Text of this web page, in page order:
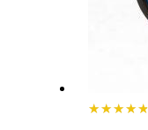
★★★★★
★★★★★